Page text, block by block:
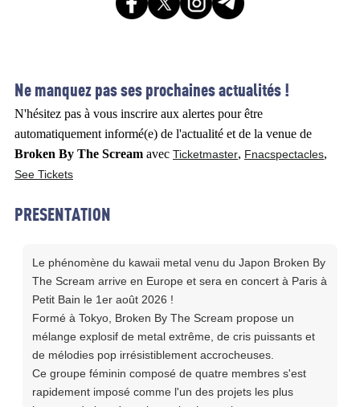
Ne manquez pas ses prochaines actualités !
N'hésitez pas à vous inscrire aux alertes pour être
automatiquement informé(e) de l'actualité et de la venue de
Broken By The Scream avec Ticketmaster, Fnacspectacles,
See Tickets
PRESENTATION
Le phénomène du kawaii metal venu du Japon Broken By
The Scream arrive en Europe et sera en concert à Paris à
Petit Bain le 1er août 2026 !
Formé à Tokyo, Broken By The Scream propose un
mélange explosif de metal extrême, de cris puissants et
de mélodies pop irrésistiblement accrocheuses.
Ce groupe féminin composé de quatre membres s'est
rapidement imposé comme l'un des projets les plus